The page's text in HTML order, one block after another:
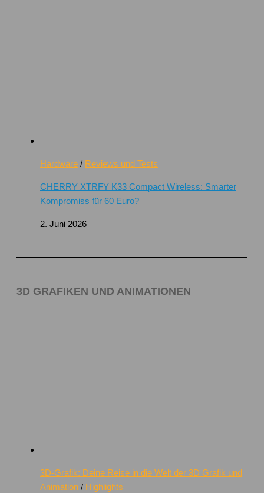
Hardware / Reviews und Tests
CHERRY XTRFY K33 Compact Wireless: Smarter
Kompromiss für 60 Euro?
2. Juni 2026
3D GRAFIKEN UND ANIMATIONEN
3D-Grafik: Deine Reise in die Welt der 3D Grafik und
Animation / Highlights